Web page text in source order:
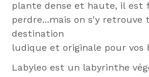
plante dense et haute, il est
perdre...mais on s'y retrouve
destination
ludique et originale pour vos
Labyleo est un labyrinthe